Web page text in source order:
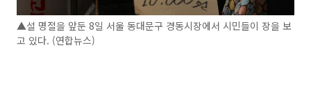
▲설 명절을 앞둔 8일 서울 동대문구 경동시장에서 시민들이 장을 보
고 있다. (연합뉴스)